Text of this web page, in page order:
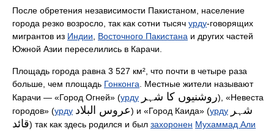
После обретения независимости Пакистаном, население
города резко возросло, так как сотни тысяч урду-говорящих
мигрантов из Индии Восточного Пакистана и других частей
Южной Азии переселились в Карачи.
Площадь города равна 3 527 км², что почти в четыре раза
больше, чем площадь Гонконга . Местные жители называют
Карачи — «Город Огней» (урду روشنیوں کا شہر), «Невеста
городов» (урду عروس البلاد) и «Город Каида» (урду شہر
قائد) так как здесь родился и был захоронен Мухаммад Али